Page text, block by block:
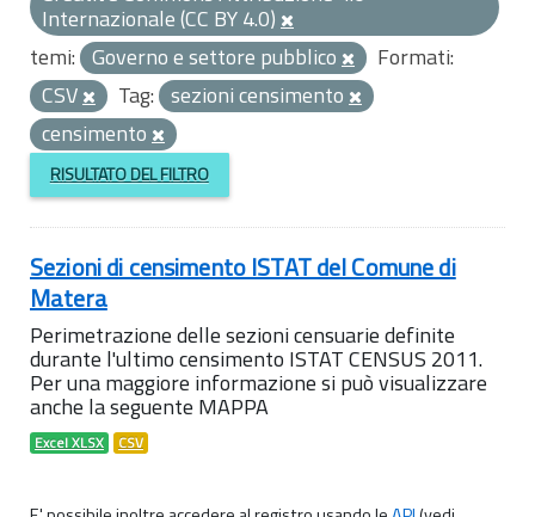
Internazionale (CC BY 4.0)
temi: Governo e settore pubblico
Formati:
CSV
Tag: sezioni censimento
censimento
RISULTATO DEL FILTRO
Sezioni di censimento ISTAT del Comune di
Matera
Perimetrazione delle sezioni censuarie definite
durante l'ultimo censimento ISTAT CENSUS 2011.
Per una maggiore informazione si può visualizzare
anche la seguente MAPPA
Excel XLSX CSV